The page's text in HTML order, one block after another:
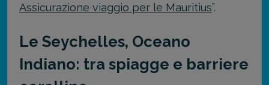
Assicurazione viaggio per le Mauritius”.
Le Seychelles, Oceano
Indiano: tra spiagge e barriere